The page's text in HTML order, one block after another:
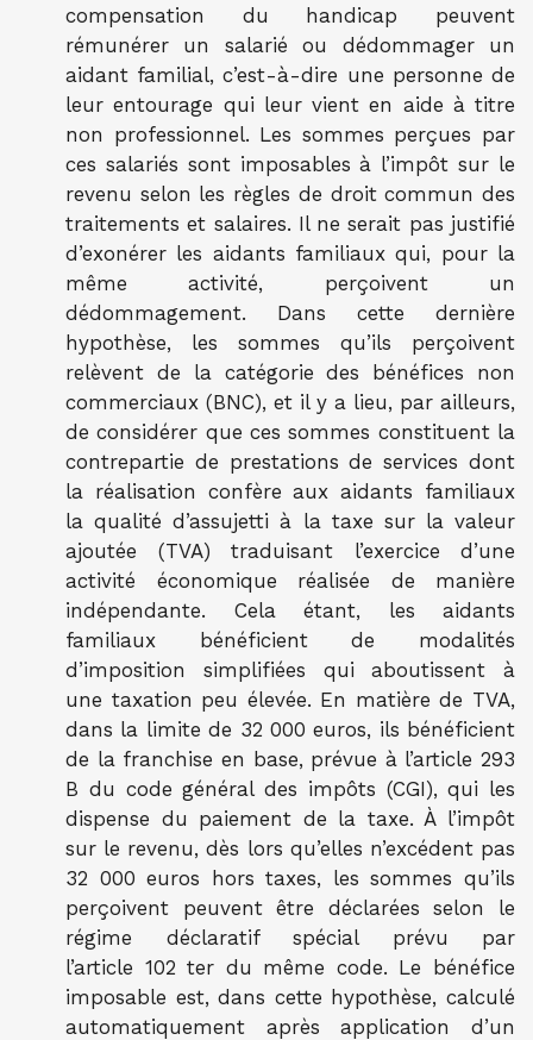
compensation du handicap peuvent
rémunérer un salarié ou dédommager un
aidant familial, c’est-à-dire une personne de
leur entourage qui leur vient en aide à titre
non professionnel. Les sommes perçues par
ces salariés sont imposables à l’impôt sur le
revenu selon les règles de droit commun des
traitements et salaires. Il ne serait pas justifié
d’exonérer les aidants familiaux qui, pour la
même activité, perçoivent un
dédommagement. Dans cette dernière
hypothèse, les sommes qu’ils perçoivent
relèvent de la catégorie des bénéfices non
commerciaux (BNC), et il y a lieu, par ailleurs,
de considérer que ces sommes constituent la
contrepartie de prestations de services dont
la réalisation confère aux aidants familiaux
la qualité d’assujetti à la taxe sur la valeur
ajoutée (TVA) traduisant l’exercice d’une
activité économique réalisée de manière
indépendante. Cela étant, les aidants
familiaux bénéficient de modalités
d’imposition simplifiées qui aboutissent à
une taxation peu élevée. En matière de TVA,
dans la limite de 32 000 euros, ils bénéficient
de la franchise en base, prévue à l’article 293
B du code général des impôts (CGI), qui les
dispense du paiement de la taxe. À l’impôt
sur le revenu, dès lors qu’elles n’excédent pas
32 000 euros hors taxes, les sommes qu’ils
perçoivent peuvent être déclarées selon le
régime déclaratif spécial prévu par
l’article 102 ter du même code. Le bénéfice
imposable est, dans cette hypothèse, calculé
automatiquement après application d’un